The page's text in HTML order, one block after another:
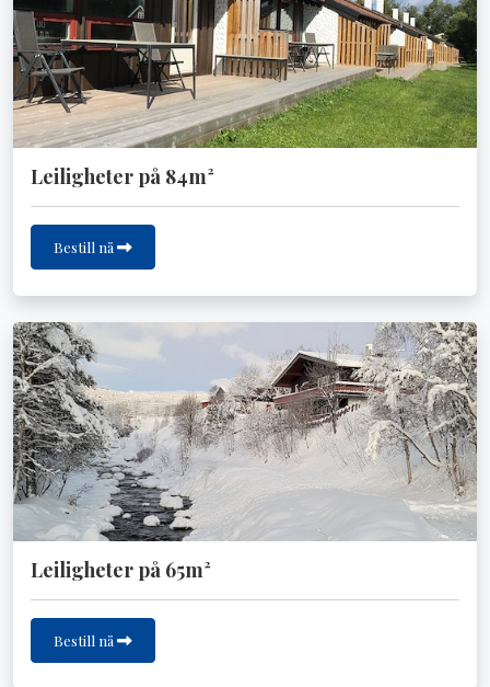
Leiligheter på 84m²
Bestill nå
Leiligheter på 65m²
Bestill nå